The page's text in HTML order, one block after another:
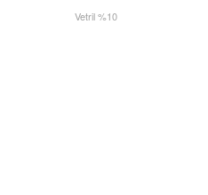
Vetril %10